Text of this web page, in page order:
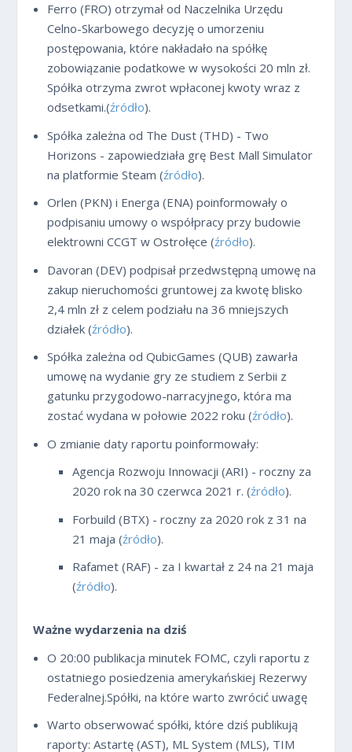
Ferro (FRO) otrzymał od Naczelnika Urzędu
Celno-Skarbowego decyzję o umorzeniu
postępowania, które nakładało na spółkę
zobowiązanie podatkowe w wysokości 20 mln zł.
Spółka otrzyma zwrot wpłaconej kwoty wraz z
odsetkami.(źródło).
Spółka zależna od The Dust (THD) - Two
Horizons - zapowiedziała grę Best Mall Simulator
na platformie Steam (źródło).
Orlen (PKN) i Energa (ENA) poinformowały o
podpisaniu umowy o współpracy przy budowie
elektrowni CCGT w Ostrołęce (źródło).
Davoran (DEV) podpisał przedwstępną umowę na
zakup nieruchomości gruntowej za kwotę blisko
2,4 mln zł z celem podziału na 36 mniejszych
działek (źródło).
Spółka zależna od QubicGames (QUB) zawarła
umowę na wydanie gry ze studiem z Serbii z
gatunku przygodowo-narracyjnego, która ma
zostać wydana w połowie 2022 roku (źródło).
O zmianie daty raportu poinformowały:
Agencja Rozwoju Innowacji (ARI) - roczny za
2020 rok na 30 czerwca 2021 r. (źródło).
Forbuild (BTX) - roczny za 2020 rok z 31 na
21 maja (źródło).
Rafamet (RAF) - za I kwartał z 24 na 21 maja
(źródło).
Ważne wydarzenia na dziś
O 20:00 publikacja minutek FOMC, czyli raportu z
ostatniego posiedzenia amerykańskiej Rezerwy
Federalnej.Spółki, na które warto zwrócić uwagę
Warto obserwować spółki, które dziś publikują
raporty: Astartę (AST), ML System (MLS), TIM